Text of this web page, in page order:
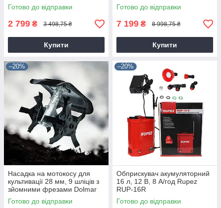
Готово до відправки
2 799 ₴ 3 498,75 ₴
Купити
Готово до відправки
7 199 ₴ 8 998,75 ₴
Купити
–20%
Насадка на мотокосу для
культивації 28 мм, 9 шліців з
зйомними фрезами Dolmar
9T28
Готово до відправки
–20%
Обприскувач акумуляторний
16 л, 12 В, 8 А/год Rupez
RUP-16R
Готово до відправки